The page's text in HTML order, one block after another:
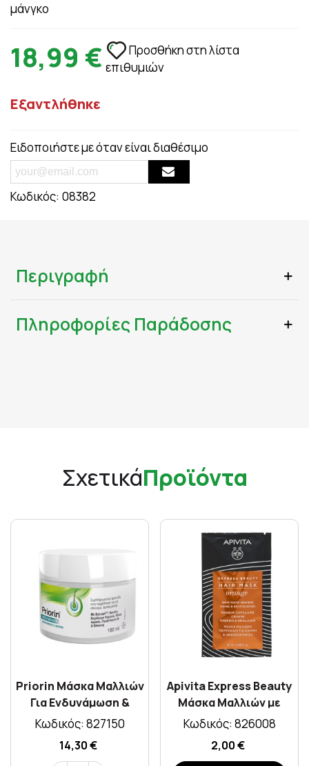
μάνγκο
18,99 €
Προσθήκη στη λίστα
επιθυμιών
Εξαντλήθηκε
Ειδοποιήστε με όταν είναι διαθέσιμο
Κωδικός: 08382
Περιγραφή
Πληροφορίες Παράδοσης
ΣχετικάΠροϊόντα
Priorin Μάσκα Μαλλιών
Για Ενδυνάμωση &
Θρέψη 180ml
Κωδικός: 827150
14,30 €
Apivita Express Beauty
Μάσκα Μαλλιών με
Πορτοκάλι Για Λάμψη &
Κωδικός: 826008
2,00 €